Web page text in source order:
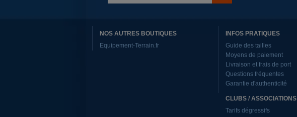
NOS AUTRES BOUTIQUES
Equipement-Terrain.fr
INFOS PRATIQUES
Guide des tailles
Moyens de paiement
Livraison et frais de port
Questions fréquentes
Garantie d'authenticité
CLUBS / ASSOCIATIONS
Tarifs dégressifs